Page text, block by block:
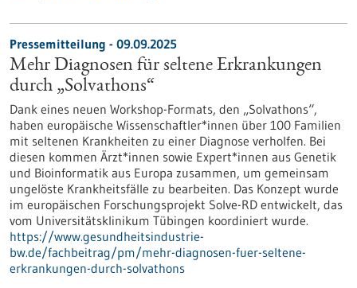
Pressemitteilung - 09.09.2025
Mehr Diagnosen für seltene Erkrankungen
durch „Solvathons“
Dank eines neuen Workshop-Formats, den „Solvathons“,
haben europäische Wissenschaftler*innen über 100 Familien
mit seltenen Krankheiten zu einer Diagnose verholfen. Bei
diesen kommen Ärzt*innen sowie Expert*innen aus Genetik
und Bioinformatik aus Europa zusammen, um gemeinsam
ungelöste Krankheitsfälle zu bearbeiten. Das Konzept wurde
im europäischen Forschungsprojekt Solve-RD entwickelt, das
vom Universitätsklinikum Tübingen koordiniert wurde.
https://www.gesundheitsindustrie-
bw.de/fachbeitrag/pm/mehr-diagnosen-fuer-seltene-
erkrankungen-durch-solvathons